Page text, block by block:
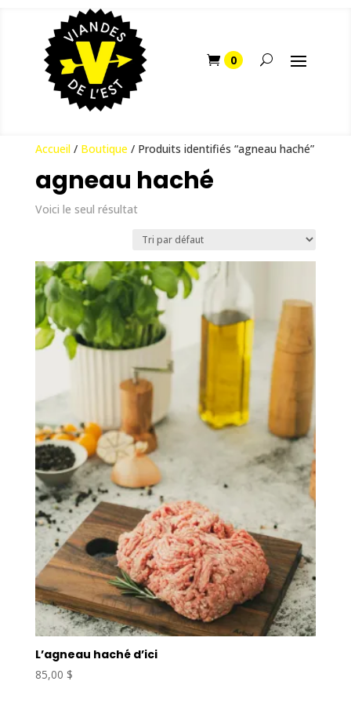
Accueil/ Boutique/ Produits identifiés “agneau haché”
agneau haché
Voici le seul résultat
L’agneau haché d’ici
85,00 $